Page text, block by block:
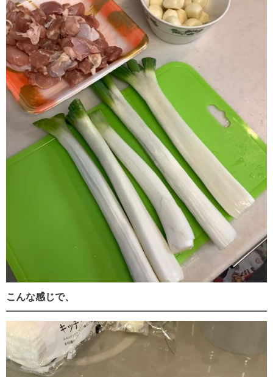
こんな感じで、